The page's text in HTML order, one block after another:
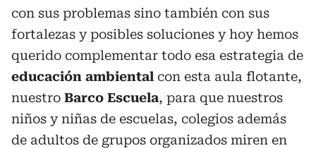
con sus problemas sino también con sus
fortalezas y posibles soluciones y hoy hemos
querido complementar todo esa estrategia de
educación ambiental con esta aula flotante,
nuestro Barco Escuela, para que nuestros
niños y niñas de escuelas, colegios además
de adultos de grupos organizados miren en